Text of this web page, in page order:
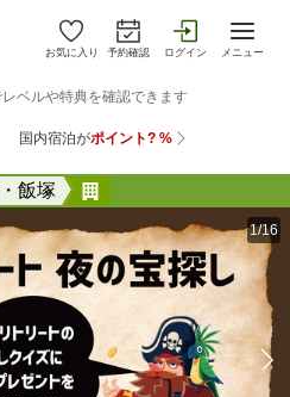
お気に入り 予約確認 ログイン メニュー
飯塚
1/16